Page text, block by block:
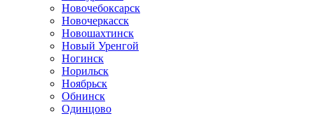
Новочебоксарск
Новочеркасск
Новошахтинск
Новый Уренгой
Ногинск
Норильск
Ноябрьск
Обнинск
Одинцово